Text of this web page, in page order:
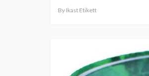
By Ikast Etikett